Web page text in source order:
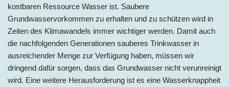
kostbaren Ressource Wasser ist. Saubere
Grundwasservorkommen zu erhalten und zu schützen wird in
Zeiten des Klimawandels immer wichtiger werden. Damit auch
die nachfolgenden Generationen sauberes Trinkwasser in
ausreichender Menge zur Verfügung haben, müssen wir
dringend dafür sorgen, dass das Grundwasser nicht verunreinigt
wird. Eine weitere Herausforderung ist es eine Wasserknappheit